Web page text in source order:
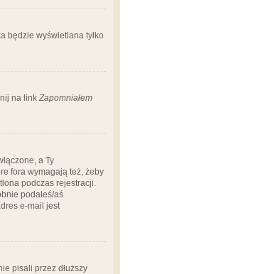
będzie wyświetlana tylko
na link Zapomniałem
a Ty
fora wymagają też, żeby
podczas rejestracji.
podałeś/aś
e-mail jest
pisali przez dłuższy